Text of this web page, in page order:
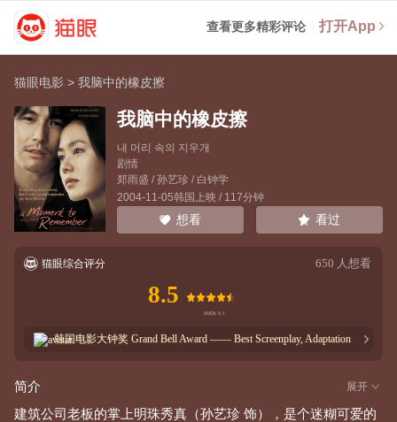
查看更多精彩评论 打开App
猫眼电影 >我脑中的橡皮擦
我脑中的橡皮擦
내 머리 속의 지우개
剧情
郑雨盛 / 孙艺珍/ 白钟学
2004-11-05韩国上映 / 117分钟
想看 看过
猫眼综合评分 650 人想看
8.5
韩国电影大钟奖 Grand Bell Award —— Best Screenplay, Adaptation
简介 展开
建筑公司老板的掌上明珠秀真（孙艺珍 饰），是个迷糊可爱的